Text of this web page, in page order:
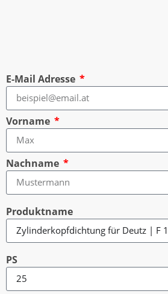
E-Mail Adresse
Vorname
Nachname
Produktname
PS